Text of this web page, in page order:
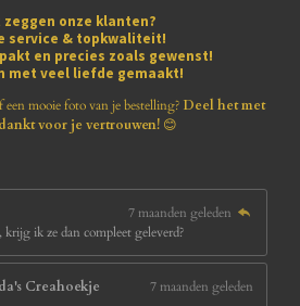
zeggen onze klanten?
service & topkwaliteit!
en precies zoals gewenst!
met veel liefde gemaakt!
mooie foto van je bestelling? Deel het met
voor je vertrouwen!😊
7 maanden geleden
krijg ik ze dan compleet geleverd?
Creahoekje
7 maanden geleden